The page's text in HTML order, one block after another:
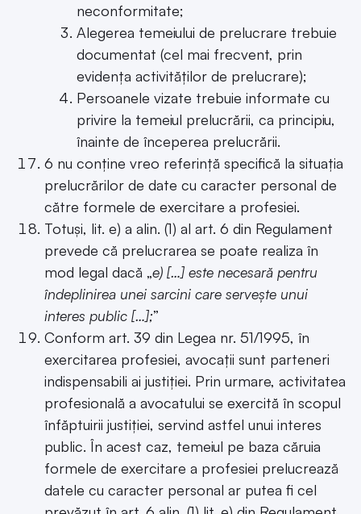
neconformitate;
Alegerea temeiului de prelucrare trebuie
documentat (cel mai frecvent, prin
evidența activităților de prelucrare);
Persoanele vizate trebuie informate cu
privire la temeiul prelucrării, ca principiu,
înainte de începerea prelucrării.
6 nu conține vreo referință specifică la situația
prelucrărilor de date cu caracter personal de
către formele de exercitare a profesiei.
Totuși, lit. e) a alin. (1) al art. 6 din Regulament
prevede că prelucrarea se poate realiza în
mod legal dacă „e) […] este necesară pentru
îndeplinirea unei sarcini care servește unui
interes public […];”
Conform art. 39 din Legea nr. 51/1995, în
exercitarea profesiei, avocații sunt parteneri
indispensabili ai justiției. Prin urmare, activitatea
profesională a avocatului se exercită în scopul
înfăptuirii justiției, servind astfel unui interes
public. În acest caz, temeiul pe baza căruia
formele de exercitare a profesiei prelucrează
datele cu caracter personal ar putea fi cel